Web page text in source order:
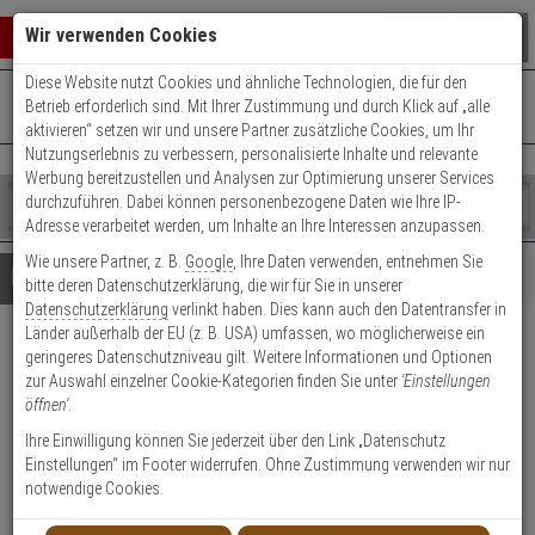
Warenkorb schließen
0 ARTIKEL IM WARENKORB
Ihr Warenkorb ist momentan leer.
Ergebnisse ()
Fertig
Shop
durchsuchen
Bitte
geben
Sie
mindestens
Zeichen
ein,
um
Suche
Es
wurde
noch
Kategorien
Suche
gestartet
+49 (0)821 899 493-0Mo. - Do.: 8:00 - 16:30 | Fr.: 8:00 - 14:00 Uhr
Kontaktservice nutzen
Details Beratung
Abus FPR217 ER AL0125
Fensterpanzerriegel - 2,25m
Produktmerkmale
Datenblatt drucken
Wir verwenden Cookies
Diese Website nutzt Cookies und ähnliche Technologien, die für den
Betrieb erforderlich sind. Mit Ihrer Zustimmung und durch Klick auf „alle
aktivieren“ setzen wir und unsere Partner zusätzliche Cookies, um Ihr
Nutzungserlebnis zu verbessern, personalisierte Inhalte und relevante
Werbung bereitzustellen und Analysen zur Optimierung unserer Services
durchzuführen. Dabei können personenbezogene Daten wie Ihre IP-
Adresse verarbeitet werden, um Inhalte an Ihre Interessen anzupassen.
Wie unsere Partner, z. B. Google , Ihre Daten verwenden, entnehmen Sie
bitte deren Datenschutzerklärung, die wir für Sie in unserer
Datenschutzerklärung verlinkt haben. Dies kann auch den Datentransfer in
Länder außerhalb der EU (z. B. USA) umfassen, wo möglicherweise ein
geringeres Datenschutzniveau gilt. Weitere Informationen und Optionen
zur Auswahl einzelner Cookie-Kategorien finden Sie unter 'Einstellungen
öffnen'.
Ihre Einwilligung können Sie jederzeit über den Link „Datenschutz
Einstellungen“ im Footer widerrufen. Ohne Zustimmung verwenden wir nur
notwendige Cookies.